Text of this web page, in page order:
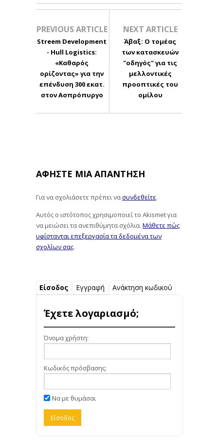
PREVIOUS ARTICLE
Streem Development
- Hull Logistics:
«Καθαρός
ορίζοντας» για την
επένδυση 300 εκατ.
στον Ασπρόπυργο
NEXT ARTICLE
Άβαξ: Ο τομέας
των κατασκευών
"οδηγός" για τις
μελλοντικές
προοπτικές του
ομίλου
ΑΦΉΣΤΕ ΜΙΑ ΑΠΆΝΤΗΣΗ
Για να σχολιάσετε πρέπει νασυνδεθείτε.
Αυτός ο ιστότοπος χρησιμοποιεί το Akismet για
να μειώσει τα ανεπιθύμητα σχόλια. Μάθετε πώς
υφίστανται επεξεργασία τα δεδομένα των
σχολίων σας.
Είσοδος Εγγραφή Ανάκτηση κωδικού
Έχετε λογαριασμό;
Όνομα χρήστη:
Κωδικός πρόσβασης:
Να με θυμάσαι